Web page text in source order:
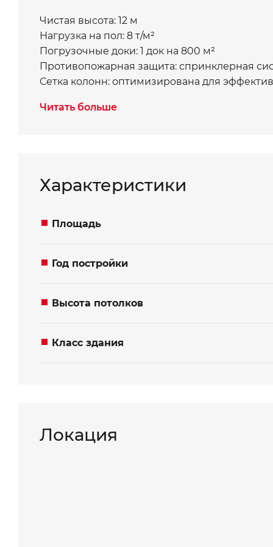
Чистая высота: 12 м
Нагрузка на пол: 8 т/м²
Погрузочные доки: 1 док на 800 м²
Противопожарная защита: спринклерная
Сетка колонн: оптимизирована для
Морозильная камера с климат-контролем и
Читать больше
Характеристики
Площадь
Год постройки
Высота потолков
Класс здания
Локация
Телефон*
Номер телефона